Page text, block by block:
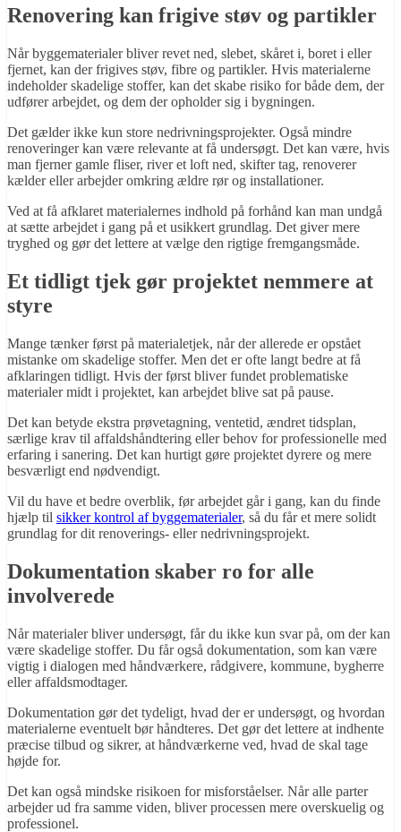
Renovering kan frigive støv og partikler
Når byggematerialer bliver revet ned, slebet, skåret i, boret i eller
fjernet, kan der frigives støv, fibre og partikler. Hvis materialerne
indeholder skadelige stoffer, kan det skabe risiko for både dem, der
udfører arbejdet, og dem der opholder sig i bygningen.
Det gælder ikke kun store nedrivningsprojekter. Også mindre
renoveringer kan være relevante at få undersøgt. Det kan være, hvis
man fjerner gamle fliser, river et loft ned, skifter tag, renoverer
kælder eller arbejder omkring ældre rør og installationer.
Ved at få afklaret materialernes indhold på forhånd kan man undgå
at sætte arbejdet i gang på et usikkert grundlag. Det giver mere
tryghed og gør det lettere at vælge den rigtige fremgangsmåde.
Et tidligt tjek gør projektet nemmere at
styre
Mange tænker først på materialetjek, når der allerede er opstået
mistanke om skadelige stoffer. Men det er ofte langt bedre at få
afklaringen tidligt. Hvis der først bliver fundet problematiske
materialer midt i projektet, kan arbejdet blive sat på pause.
Det kan betyde ekstra prøvetagning, ventetid, ændret tidsplan,
særlige krav til affaldshåndtering eller behov for professionelle med
erfaring i sanering. Det kan hurtigt gøre projektet dyrere og mere
besværligt end nødvendigt.
Vil du have et bedre overblik, før arbejdet går i gang, kan du finde
hjælp til sikker kontrol af byggematerialer, så du får et mere solidt
grundlag for dit renoverings- eller nedrivningsprojekt.
Dokumentation skaber ro for alle
involverede
Når materialer bliver undersøgt, får du ikke kun svar på, om der kan
være skadelige stoffer. Du får også dokumentation, som kan være
vigtig i dialogen med håndværkere, rådgivere, kommune, bygherre
eller affaldsmodtager.
Dokumentation gør det tydeligt, hvad der er undersøgt, og hvordan
materialerne eventuelt bør håndteres. Det gør det lettere at indhente
præcise tilbud og sikrer, at håndværkerne ved, hvad de skal tage
højde for.
Det kan også mindske risikoen for misforståelser. Når alle parter
arbejder ud fra samme viden, bliver processen mere overskuelig og
professionel.